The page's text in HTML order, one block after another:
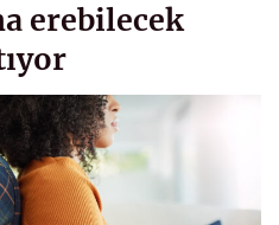
erebilecek